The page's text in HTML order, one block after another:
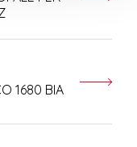
1680 BIA